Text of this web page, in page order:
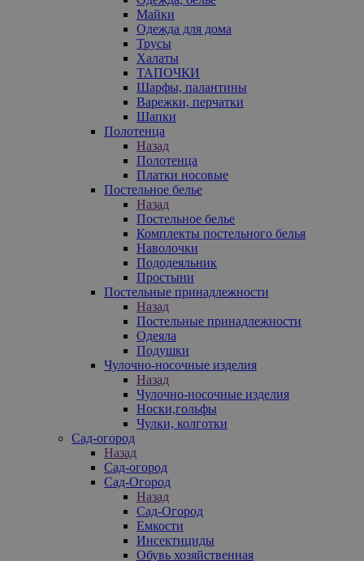
Майки
Одежда для дома
Трусы
Халаты
ТАПОЧКИ
Шарфы, палантины
Варежки, перчатки
Шапки
Полотенца
Назад
Полотенца
Платки носовые
Постельное белье
Назад
Постельное белье
Комплекты постельного белья
Наволочки
Пододеяльник
Простыни
Постельные принадлежности
Назад
Постельные принадлежности
Одеяла
Подушки
Чулочно-носочные изделия
Назад
Чулочно-носочные изделия
Носки,гольфы
Чулки, колготки
Сад-огород
Назад
Сад-огород
Сад-Огород
Назад
Сад-Огород
Емкости
Инсектициды
Обувь хозяйственная